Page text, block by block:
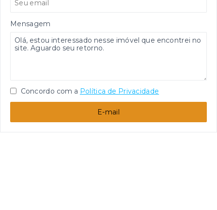
Mensagem
Concordo com a Política de Privacidade
E-mail